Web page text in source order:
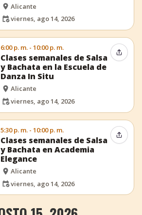
Alicante
viernes, ago 14, 2026
6:00 p. m. - 10:00 p. m.
Clases semanales de Salsa
y Bachata en la Escuela de
Danza In Situ
Alicante
viernes, ago 14, 2026
5:30 p. m. - 10:00 p. m.
Clases semanales de Salsa
y Bachata en Academia
Elegance
Alicante
viernes, ago 14, 2026